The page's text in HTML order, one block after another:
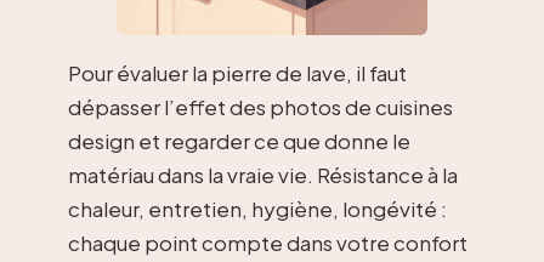
Pour évaluer la pierre de lave, il faut
dépasser l’effet des photos de cuisines
design et regarder ce que donne le
matériau dans la vraie vie. Résistance à la
chaleur, entretien, hygiène, longévité :
chaque point compte dans votre confort